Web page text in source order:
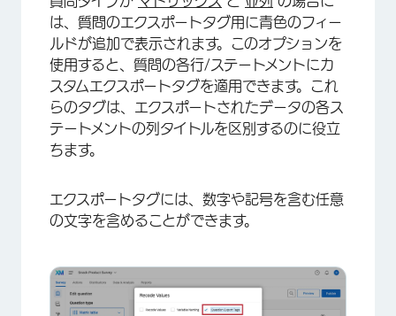
は、質問のエクスポートタグ用に青色のフィー
ルドが追加で表示されます。このオプションを
使用すると、質問の各行/ステートメントにカ
スタムエクスポートタグを適用できます。これ
らのタグは、エクスポートされたデータの各ス
テートメントの列タイトルを区別するのに役立
ちます。
エクスポートタグには、数字や記号を含む任意
の文字を含めることができます。